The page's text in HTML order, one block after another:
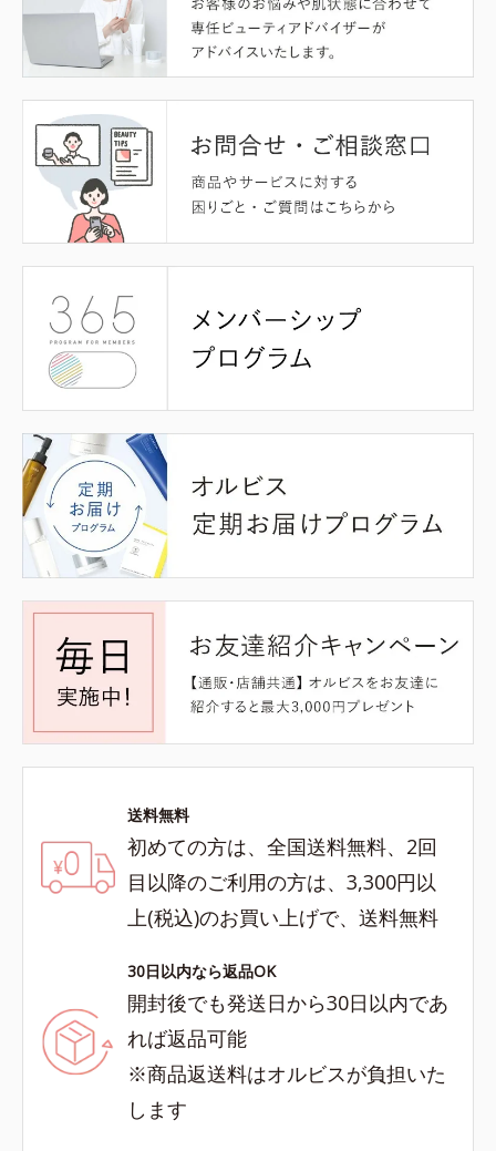
送料無料
初めての方は、全国送料無料、2回
目以降のご利用の方は、3,300円以
上(税込)のお買い上げで、送料無料
30日以内なら返品OK
開封後でも発送日から30日以内であ
れば返品可能
※商品返送料はオルビスが負担いた
します